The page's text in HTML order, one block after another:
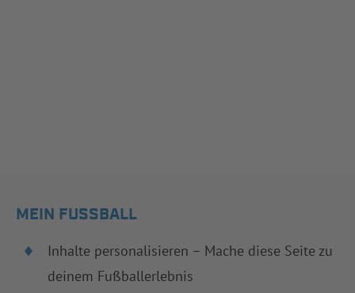
MEIN FUSSBALL
Inhalte personalisieren – Mache diese Seite zu
deinem Fußballerlebnis